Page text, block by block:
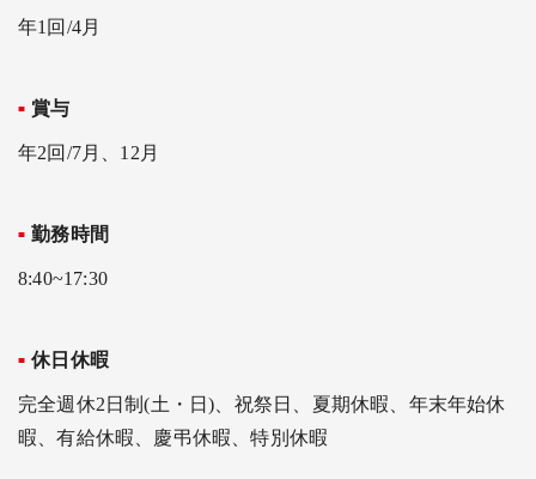
年1回/4月
賞与
年2回/7月、12月
勤務時間
8:40~17:30
休日休暇
完全週休2日制(土・日)、祝祭日、夏期休暇、年末年始休
暇、有給休暇、慶弔休暇、特別休暇